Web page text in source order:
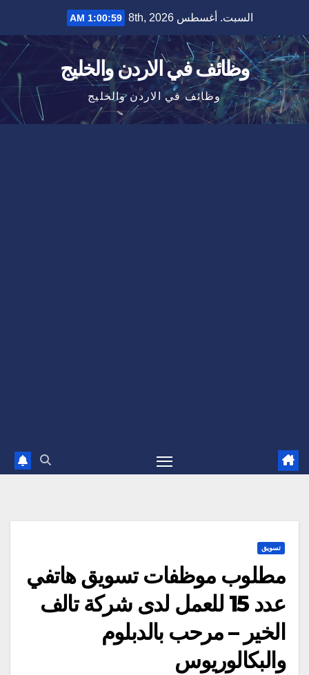
content
السبت. أغسطس 8th, 2026 1:00:59 AM
وظائف في الاردن والخليج
وظائف في الاردن والخليج
تسويق
مطلوب موظفات تسويق هاتفي
عدد 15 للعمل لدى شركة تالف
الخير – مرحب بالدبلوم
والبكالوريوس